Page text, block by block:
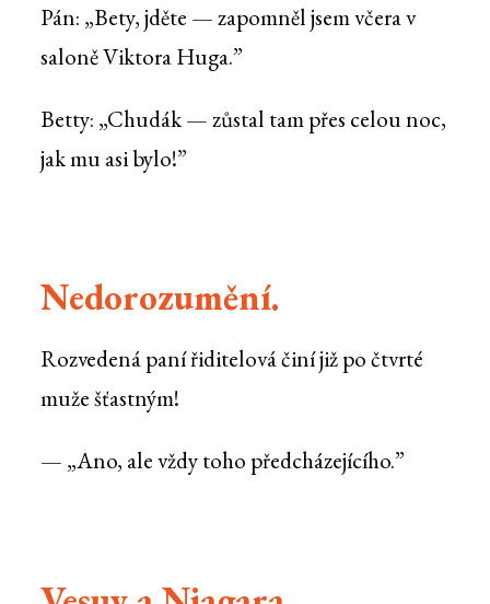
Pán: „Bety, jděte — zapomněl jsem včera v
saloně Viktora Huga.”
Betty: „Chudák — zůstal tam přes celou noc,
jak mu asi bylo!”
Nedorozumění.
Rozvedená paní řiditelová činí již po čtvrté
muže šťastným!
— „Ano, ale vždy toho předcházejícího.”